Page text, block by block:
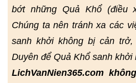
bớt những Quả Khổ (điều
Chúng ta nên tránh xa các
sanh khởi không bị cản
Duyên để Quả Khổ sanh khởi
LichVanNien365.com